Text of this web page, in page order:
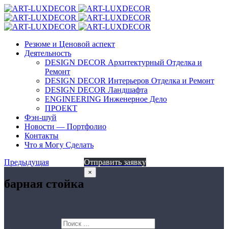
Резюме и Ценовой аспект
Деятельность
DESIGN DECOR Архитектурный Отделка и
Ремонт
DESIGN DECOR Интерьеров Отделка и Ремонт
DESIGN DECOR Ландшафта
ENGINEERING Инженерное Дело
ПРОЕКТ
Фэн-шуй
Новости — Портфолио
Контакты
Что я Могу Сделать
Предыдущая
барная стойка
Отправить заявку
×